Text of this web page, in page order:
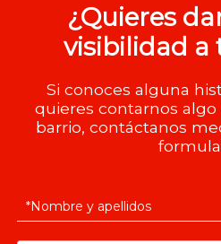
¿Quieres
visibilidad a
Si conoces alguna
quieres contarnos
barrio, contáctanos